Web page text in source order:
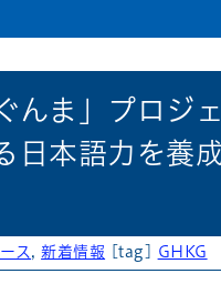
んま」プロジ
日本語力を養
ス ,新着情報 [tag] GHKG